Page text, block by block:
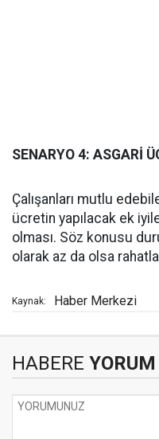
SENARYO 4: ASGARİ
Çalışanları mutlu
ücretin yapılacak ek
olması. Söz konusu
olarak az da olsa
Kaynak: Haber Merkezi
HABERE